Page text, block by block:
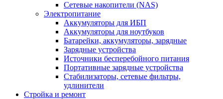
Сетевые накопители (NAS)
Электропитание
Аккумуляторы для ИБП
Аккумуляторы для ноутбуков
Батарейки, аккумуляторы, зарядные
Зарядные устройства
Источники бесперебойного питания
Портативные зарядные устройства
Стабилизаторы, сетевые фильтры,
удлинители
Стройка и ремонт